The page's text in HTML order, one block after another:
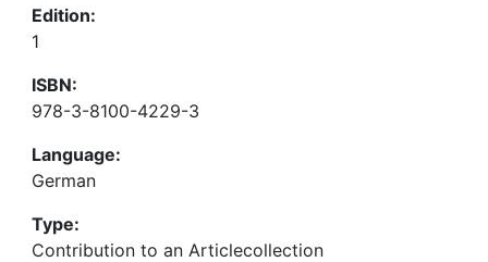
Edition:
1
ISBN:
978-3-8100-4229-3
Language:
German
Type:
Contribution to an Articlecollection